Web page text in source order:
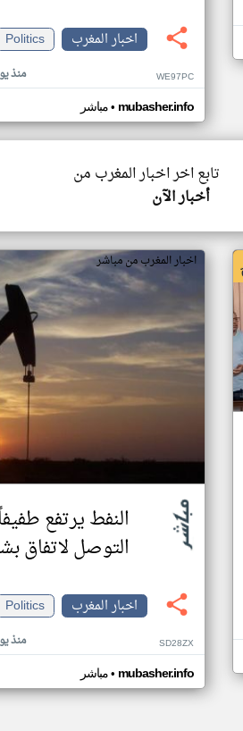
اخبار المغرب
Politics
منذ WE97PC
مباشر• mubasher.info
تابع اخر اخبار المغرب من
أخبار الآن
اخبار المغرب من مباشر
النفط يرتفع
التوصل لاتفاق
اخبار المغرب
Politics
منذ SD28ZX
مباشر• mubasher.info